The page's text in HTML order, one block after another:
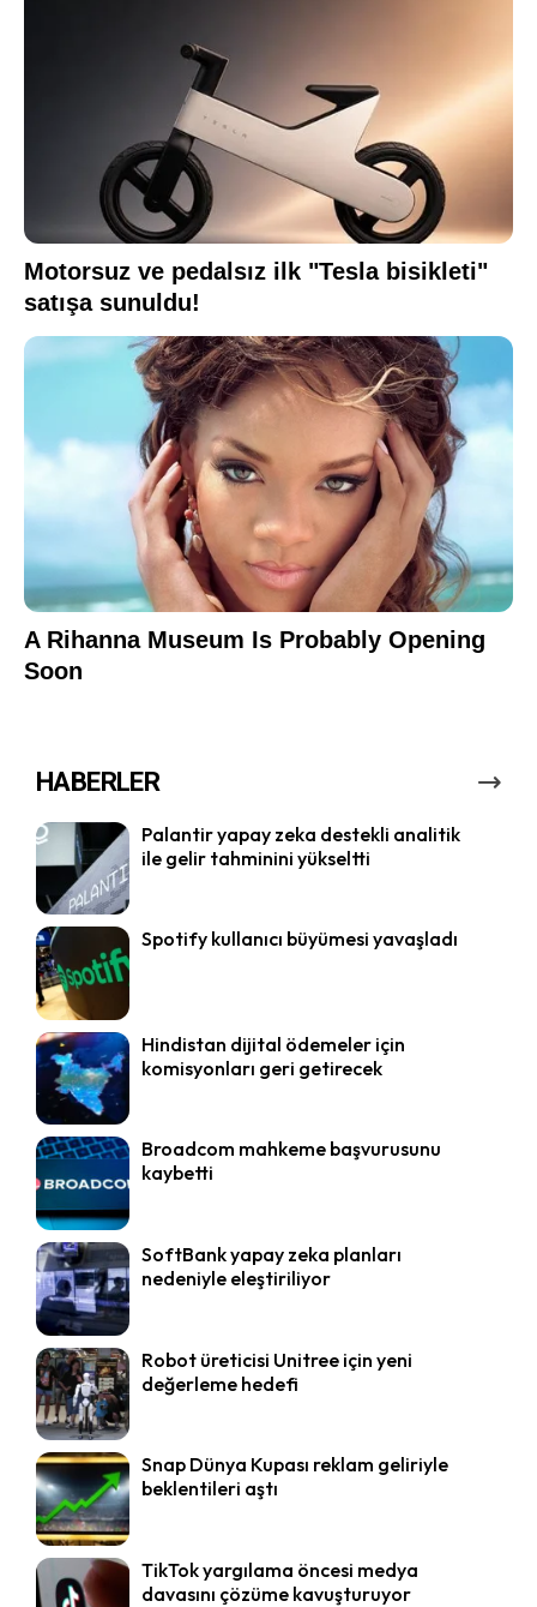
HABERLER
Palantir yapay zeka destekli analitik
ile gelir tahminini yükseltti
Spotify kullanıcı büyümesi yavaşladı
Hindistan dijital ödemeler için
komisyonları geri getirecek
Broadcom mahkeme başvurusunu
kaybetti
SoftBank yapay zeka planları
nedeniyle eleştiriliyor
Robot üreticisi Unitree için yeni
değerleme hedefi
Snap Dünya Kupası reklam geliriyle
beklentileri aştı
TikTok yargılama öncesi medya
davasını çözüme kavuşturuyor